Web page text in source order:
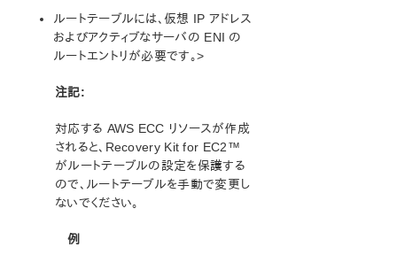
LifeKeeper Single Server Protection for Windows
テクニカルドキュメンテーション
プロダクトライフサイクル
PDFでダウンロード
ルートテーブルには、仮想 IP アドレス
およびアクティブなサーバの ENI の
ルートエントリが必要です。>
注記:
対応する AWS ECC リソースが作成
されると、Recovery Kit for EC2™
がルートテーブルの設定を保護する
ので、ルートテーブルを手動で変更し
ないでください。
例